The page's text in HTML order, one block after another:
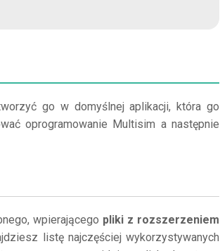
go w domyślnej aplikacji, która go
oprogramowanie Multisim a następnie
wpierającego pliki z rozszerzeniem
listę najczęściej wykorzystywanych